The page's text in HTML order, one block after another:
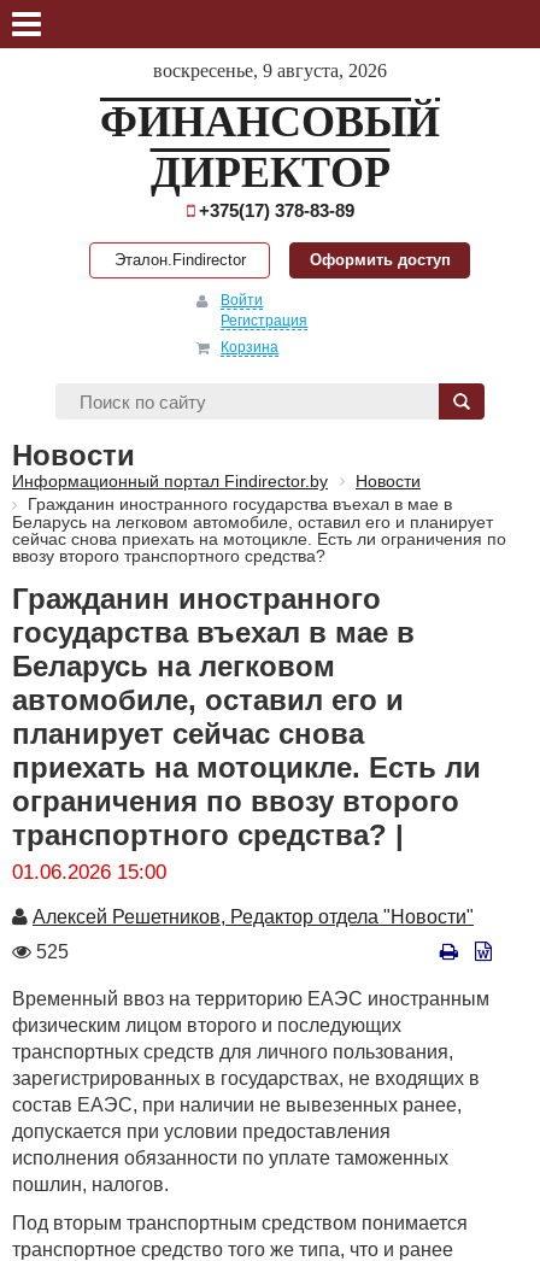
воскресенье, 9 августа, 2026
ФИНАНСОВЫЙ
ДИРЕКТОР
+375(17) 378-83-89
Эталон.Findirector Оформить доступ
Войти
Регистрация
Корзина
Новости
Информационный портал Findirector.by
Новости
Гражданин иностранного государства въехал в мае в
Беларусь на легковом автомобиле, оставил его и планирует
сейчас снова приехать на мотоцикле. Есть ли ограничения по
ввозу второго транспортного средства?
Гражданин иностранного
государства въехал в мае в
Беларусь на легковом
автомобиле, оставил его и
планирует сейчас снова
приехать на мотоцикле. Есть ли
ограничения по ввозу второго
транспортного средства? |
01.06.2026 15:00
Автор
Алексей Решетников, Редактор отдела "Новости"
Количество
525
Временный ввоз на территорию ЕАЭС иностранным
физическим лицом второго и последующих
транспортных средств для личного пользования,
зарегистрированных в государствах, не входящих в
состав ЕАЭС, при наличии не вывезенных ранее,
допускается при условии предоставления
исполнения обязанности по уплате таможенных
пошлин, налогов.
Под вторым транспортным средством понимается
транспортное средство того же типа, что и ранее